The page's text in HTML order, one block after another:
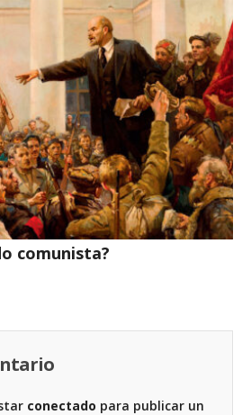
comunista?
conectado para publicar un